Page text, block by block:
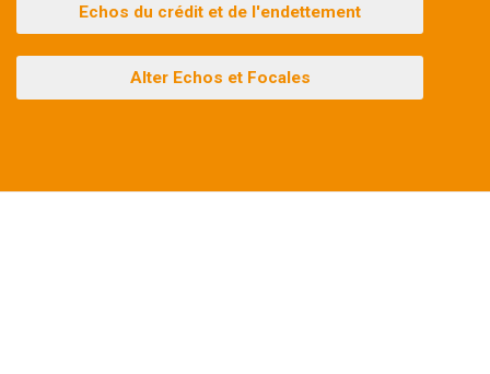
Echos du crédit et de l'endettement
Alter Echos et Focales